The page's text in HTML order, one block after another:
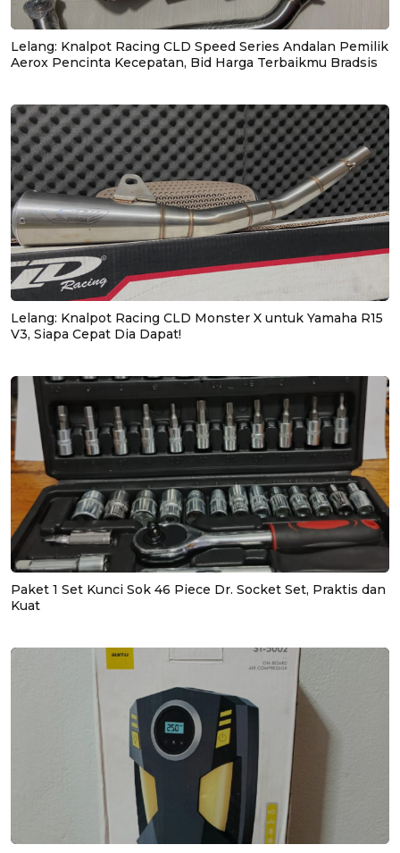
Lelang: Knalpot Racing CLD Speed Series Andalan Pemilik
Aerox Pencinta Kecepatan, Bid Harga Terbaikmu Bradsis
Lelang: Knalpot Racing CLD Monster X untuk Yamaha R15
V3, Siapa Cepat Dia Dapat!
Paket 1 Set Kunci Sok 46 Piece Dr. Socket Set, Praktis dan
Kuat